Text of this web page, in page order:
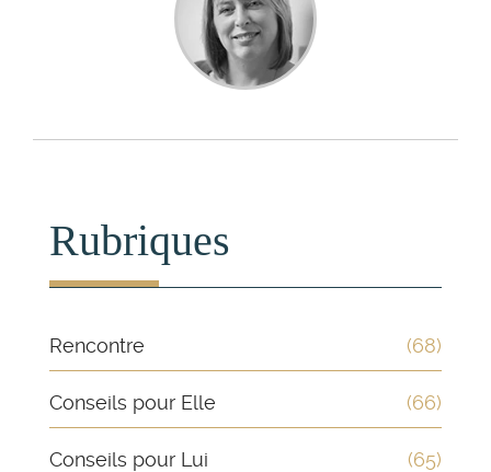
Rubriques
Rencontre (68)
Conseils pour Elle (66)
Conseils pour Lui (65)